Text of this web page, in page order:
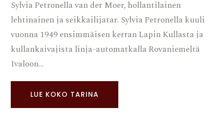
Sylvia Petronella van der Moer, hollantilainen
lehtinainen ja seikkailijatar. Sylvia Petronella kuuli
vuonna 1949 ensimmäisen kerran Lapin Kullasta ja
kullankaivajista linja-automatkalla Rovaniemeltä
Ivaloon…
LUE KOKO TARINA